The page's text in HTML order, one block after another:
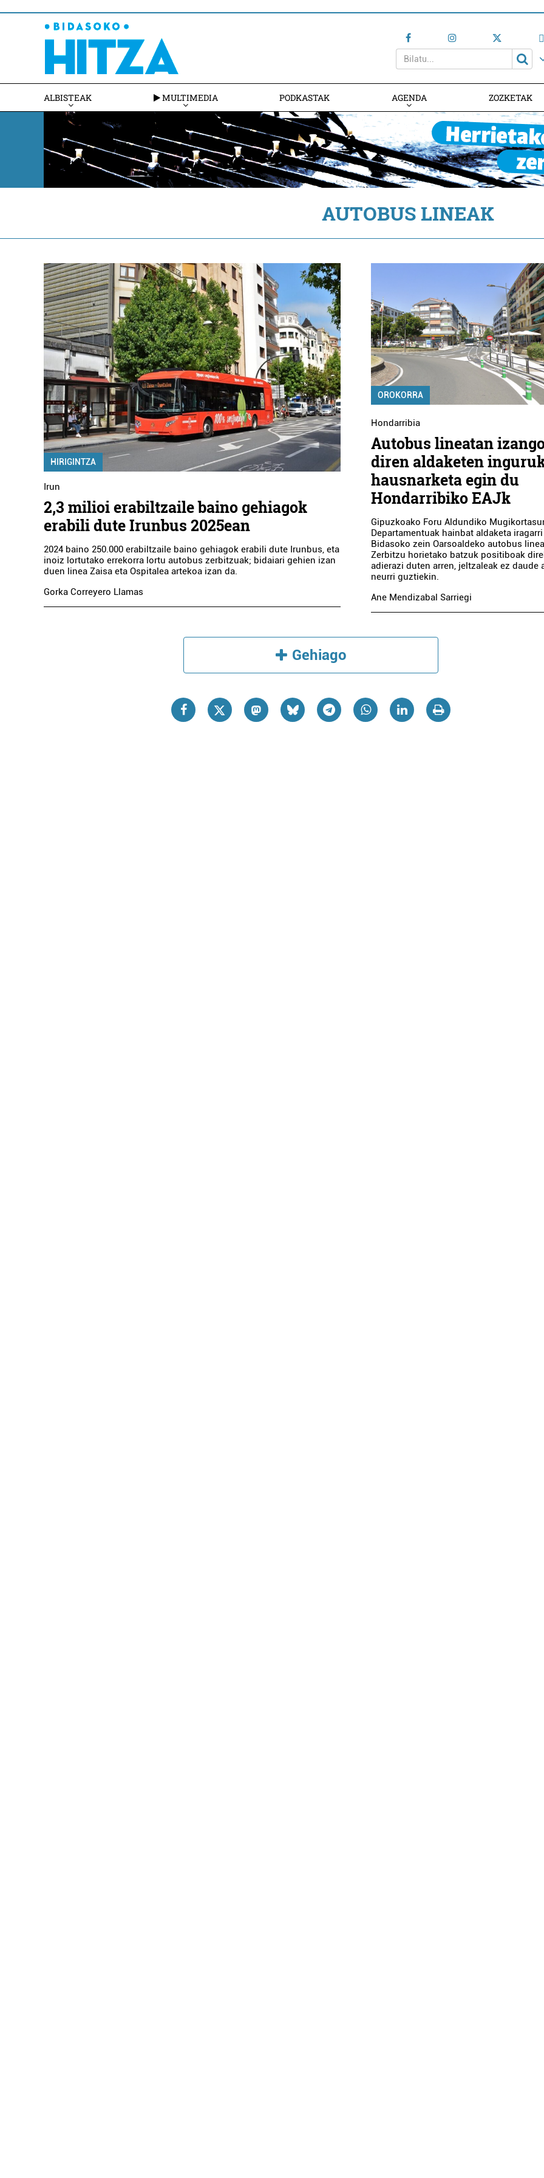
ALBISTEAK MULTIMEDIA PODKASTAK AGENDA ZOZKETAK
AUTOBUS LINEAK
HIRIGINTZA
Irun
2,3 milioi erabiltzaile baino gehiagok
erabili dute Irunbus 2025ean
2024 baino 250.000 erabiltzaile baino gehiagok erabili dute Irunbus, eta
inoiz lortutako errekorra lortu autobus zerbitzuak; bidaiari gehien izan
duen linea Zaisa eta Ospitalea artekoa izan da.
Gorka Correyero Llamas
OROKORRA
Hondarribia
Autobus lineatan
diren aldaketen
hausnarketa egin du
Hondarribiko EAJk
Gipuzkoako Foru Aldundiko
Departamentuak hainbat aldaketa
Bidasoko zein Oarsoaldeko autobus
Zerbitzu horietako batzuk positiboak
adierazi duten arren, jeltzaleak ez daude
neurri guztiekin.
Ane Mendizabal Sarriegi
Gehiago